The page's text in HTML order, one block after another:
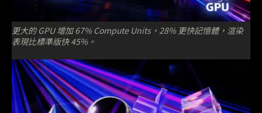
更大的 GPU 增加 67% Compute Units，28% 更快記憶體，渲染
表現比標準版快 45%。